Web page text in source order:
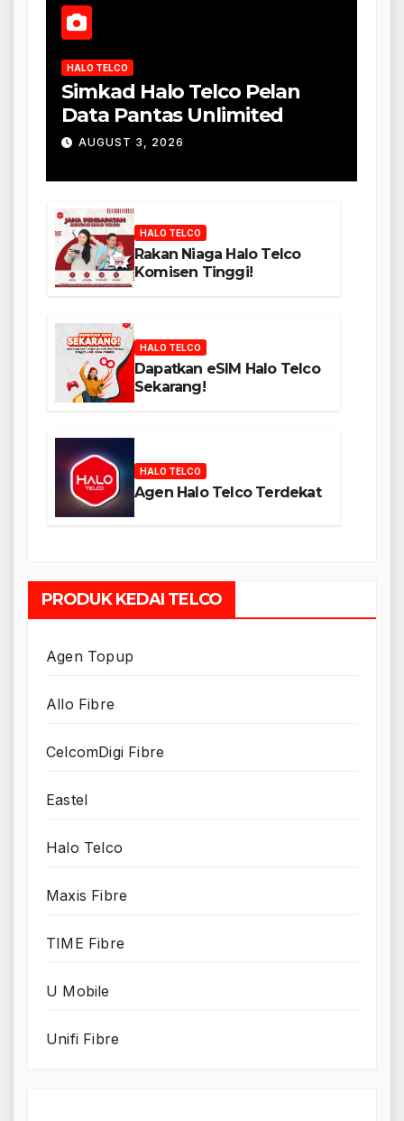
HALO TELCO
Simkad Halo Telco Pelan
Data Pantas Unlimited
AUGUST 3, 2026
HALO TELCO
Rakan Niaga Halo Telco
Komisen Tinggi!
HALO TELCO
Dapatkan eSIM Halo Telco
Sekarang!
HALO TELCO
Agen Halo Telco Terdekat
PRODUK KEDAI TELCO
Agen Topup
Allo Fibre
CelcomDigi Fibre
Eastel
Halo Telco
Maxis Fibre
TIME Fibre
U Mobile
Unifi Fibre